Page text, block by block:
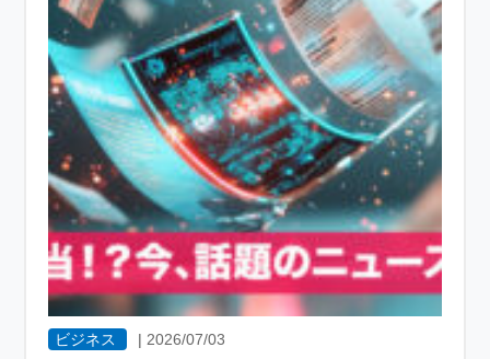
ビジネス | 2026/07/03